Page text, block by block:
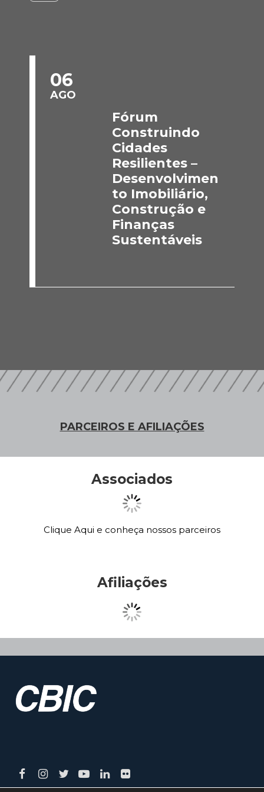
06
AGO
Fórum
Construindo
Cidades
Resilientes –
Desenvolvimen
to Imobiliário,
Construção e
Finanças
Sustentáveis
PARCEIROS E AFILIAÇÕES
Associados
Clique Aqui e conheça nossos parceiros
Afiliações